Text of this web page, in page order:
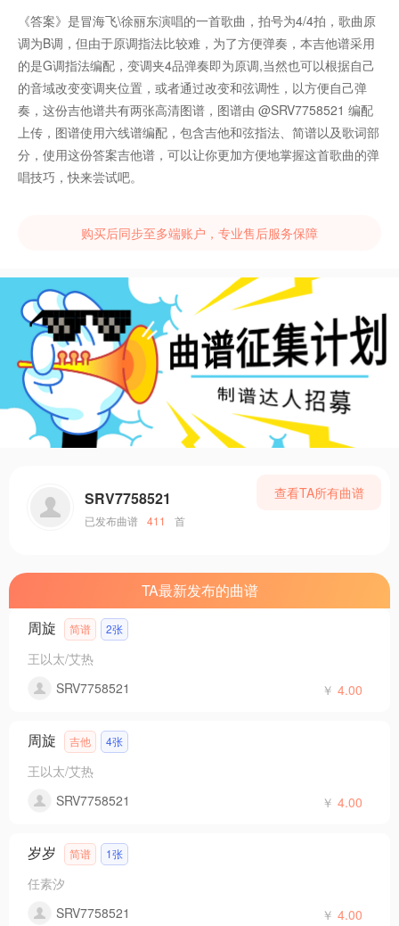
《答案》是冒海飞\徐丽东演唱的一首歌曲，拍号为4/4拍，歌曲原
调为B调，但由于原调指法比较难，为了方便弹奏，本吉他谱采用
的是G调指法编配，变调夹4品弹奏即为原调,当然也可以根据自己
的音域改变变调夹位置，或者通过改变和弦调性，以方便自己弹
奏，这份吉他谱共有两张高清图谱，图谱由 @SRV7758521 编配
上传，图谱使用六线谱编配，包含吉他和弦指法、简谱以及歌词部
分，使用这份答案吉他谱，可以让你更加方便地掌握这首歌曲的弹
唱技巧，快来尝试吧。
购买后同步至多端账户，专业售后服务保障
SRV7758521 查看TA所有曲谱
已发布曲谱 411 首
TA最新发布的曲谱
周旋
简谱 2张
王以太/艾热
SRV7758521
￥ 4.00
周旋 吉他 4张
王以太/艾热
SRV7758521
￥ 4.00
岁岁 简谱 1张
任素汐
SRV7758521
￥ 4.00